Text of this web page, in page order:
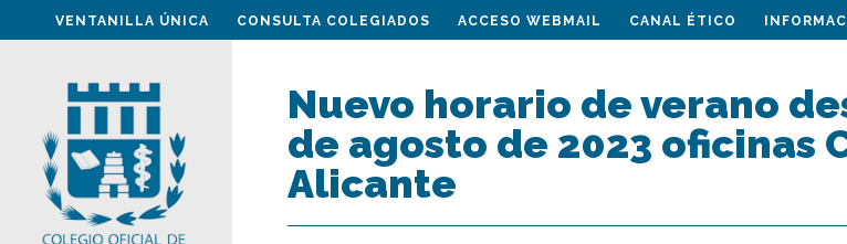
VENTANILLA ÚNICA CONSULTA COLEGIADOS ACCESO WEBMAIL CANAL ÉTICO
Nuevo horario de verano
de agosto de 2023 oficinas
Alicante